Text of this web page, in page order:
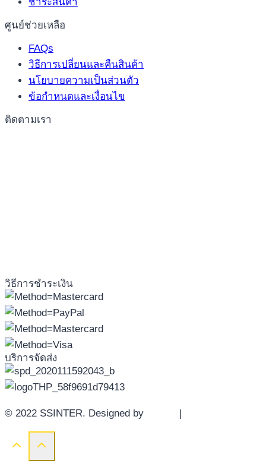
ชำระสินค้า
ศูนย์ช่วยเหลือ
FAQs
วิธีการเปลี่ยนและคืนสินค้า
นโยบายความเป็นส่วนตัว
ข้อกำหนดและเงื่อนไข
ติดตามเรา
วิธีการชำระเงิน
บริการจัดส่ง
© 2022 SSINTER. Designed by